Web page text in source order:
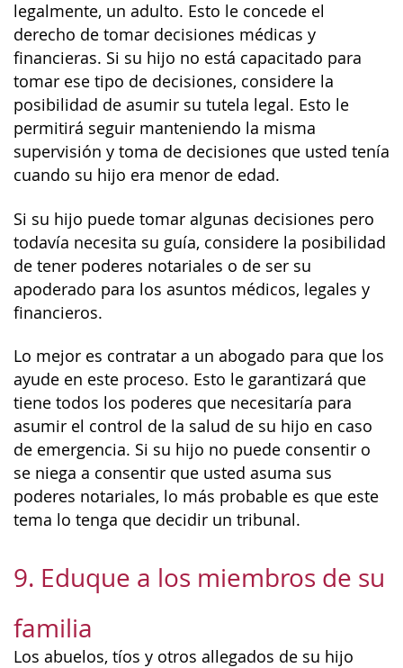
legalmente, un adulto. Esto le concede el
derecho de tomar decisiones médicas y
financieras. Si su hijo no está capacitado para
tomar ese tipo de decisiones, considere la
posibilidad de asumir su tutela legal. Esto le
permitirá seguir manteniendo la misma
supervisión y toma de decisiones que usted tenía
cuando su hijo era menor de edad.
Si su hijo puede tomar algunas decisiones pero
todavía necesita su guía, considere la posibilidad
de tener poderes notariales o de ser su
apoderado para los asuntos médicos, legales y
financieros.
Lo mejor es contratar a un abogado para que los
ayude en este proceso. Esto le garantizará que
tiene todos los poderes que necesitaría para
asumir el control de la salud de su hijo en caso
de emergencia. Si su hijo no puede consentir o
se niega a consentir que usted asuma sus
poderes notariales, lo más probable es que este
tema lo tenga que decidir un tribunal.
9. Eduque a los miembros de su
familia
Los abuelos, tíos y otros allegados de su hijo